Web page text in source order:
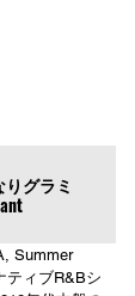
グラミ
Summer
ティブR&Bシ